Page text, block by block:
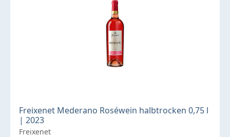
Freixenet Mederano Roséwein halbtrocken 0,75 l
| 2023
Freixenet